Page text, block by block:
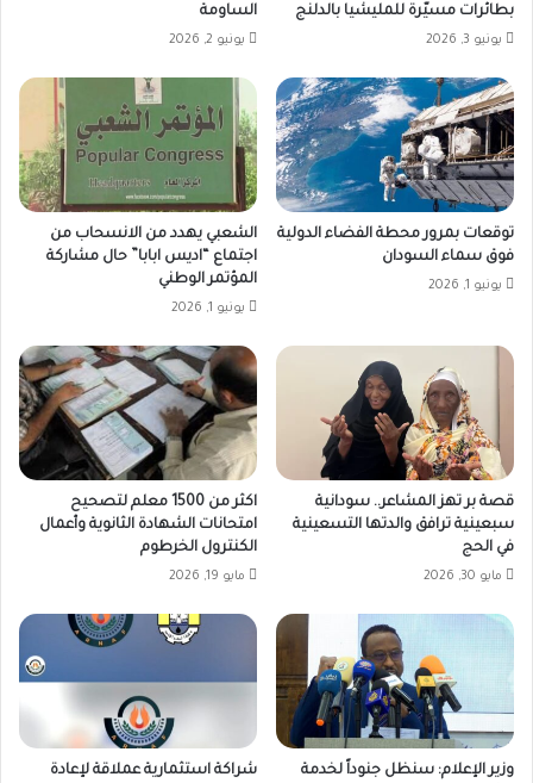
بطائرات مسيّرة للمليشيا بالدلنج
يونيو 3, 2026
الساومة
يونيو 2, 2026
توقعات بمرور محطة الفضاء الدولية
فوق سماء السودان
يونيو 1, 2026
الشعبي يهدد من الانسحاب من
اجتماع “اديس ابابا” حال مشاركة
المؤتمر الوطني
يونيو 1, 2026
قصة بر تهز المشاعر.. سودانية
سبعينية ترافق والدتها التسعينية
في الحج
مايو 30, 2026
اكثر من 1500 معلم لتصحيح
امتحانات الشهادة الثانوية وأعمال
الكنترول الخرطوم
مايو 19, 2026
وزير الإعلام: سنظل جنوداً لخدمة
شراكة استثمارية عملاقة لإعادة